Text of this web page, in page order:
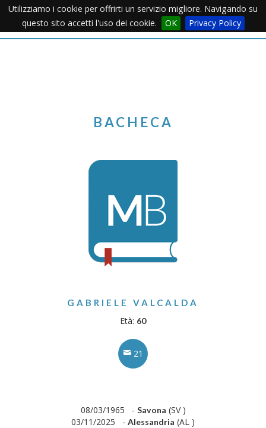
Utilizziamo i cookie per offrirti un servizio migliore. Navigando su
questo sito accetti l'uso dei cookie.
OK Privacy PolicyMenu
BACHECA
GABRIELE VALCALDA
Età: 60
21
08/03/1965 - Savona (SV )
03/11/2025 - Alessandria (AL )